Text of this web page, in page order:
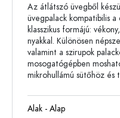
Az átlátszó üvegből
üvegpalack kompatibilis a
klasszikus formájú:
nyakkal. Különösen
valamint a szirupok
mosogatógépben
mikrohullámú sütőhöz és
Alak - Alap